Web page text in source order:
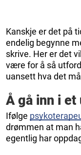
Kanskje er det på
endelig begynne
skrive. Her er det
være for å så
uansett hva det
Å gå inn i et
Ifølge
drømmen at man
egentlig har